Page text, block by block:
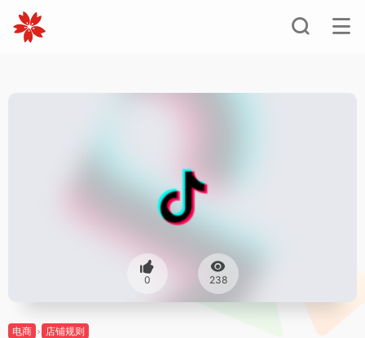
0 238
电商 店铺规则